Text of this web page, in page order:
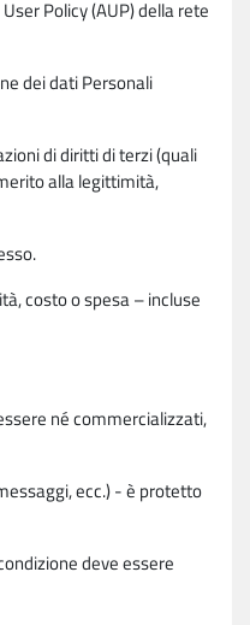
Policy (AUP) della rete
dei dati Personali
di diritti di terzi (quali
alla legittimità,
costo o spesa – incluse
né commercializzati,
ecc.) - è protetto
deve essere